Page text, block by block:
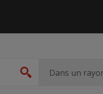
Rechercher
Dans un